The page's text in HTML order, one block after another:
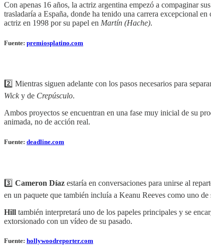
Con apenas 16 años, la actriz argentina empezó a compaginar
trasladaría a España, donde ha tenido una carrera excepcional
actriz en 1998 por su papel en Martín (Hache).
Fuente: premiosplatino.com
2️⃣ Mientras siguen adelante con los pasos necesarios para
Wicky de Crepúsculo.
Ambos proyectos se encuentran en una fase muy inicial de su
animada, no de acción real.
Fuente: deadline.com
3️⃣ Cameron Díaz estaría en conversaciones para unirse al
en un paquete que también incluía a Keanu Reeves como uno de
Hill también interpretará uno de los papeles principales y se
extorsionado con un vídeo de su pasado.
Fuente: hollywoodreporter.com